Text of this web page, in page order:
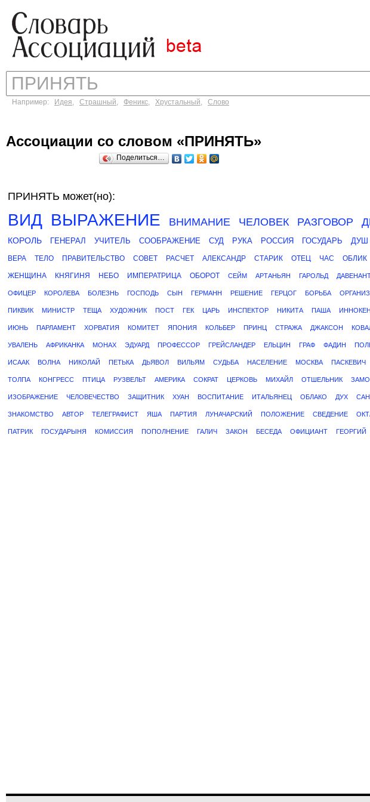
Например: Идея, Страшный, Феникс, Хрустальный, Слово
Ассоциации со словом «ПРИНЯТЬ»
Поделиться…
ПРИНЯТЬ может(но):
ВИД ВЫРАЖЕНИЕ ВНИМАНИЕ ЧЕЛОВЕК РАЗГОВОР
КОРОЛЬ
ГЕНЕРАЛ УЧИТЕЛЬ СООБРАЖЕНИЕ СУД РУКА РОССИЯ ГОСУДАРЬ ДУШ
ВЕРА ТЕЛО ПРАВИТЕЛЬСТВО СОВЕТ РАСЧЕТ АЛЕКСАНДР СТАРИК ОТЕЦ ЧАС ОБЛИК
ЖЕНЩИНА КНЯГИНЯ НЕБО ИМПЕРАТРИЦА ОБОРОТ СЕЙМ АРТАНЬЯН ГАРОЛЬД
ОФИЦЕР КОРОЛЕВА БОЛЕЗНЬ ГОСПОДЬ СЫН ГЕРМАНН РЕШЕНИЕ ГЕРЦОГ БОРЬБА
ПИКВИК МИНИСТР ТЕЩА ХУДОЖНИК ПОСТ ГЕК ЦАРЬ ИНСПЕКТОР НИКИТА ПАША
ИЮНЬ ПАРЛАМЕНТ ХОРВАТИЯ КОМИТЕТ ЯПОНИЯ КОЛЬБЕР ПРИНЦ СТРАЖА ДЖАКСОН
УВАЛЕНЬ АФРИКАНКА МОНАХ ЭДУАРД ПРОФЕССОР ГРЕЙСЛАНДЕР ЕЛЬЦИН ГРАФ ФАДИН
ИСААК ВОЛНА НИКОЛАЙ ПЕТЬКА ДЬЯВОЛ ВИЛЬЯМ СУДЬБА НАСЕЛЕНИЕ МОСКВА ПАСКЕВИЧ
ТОЛПА КОНГРЕСС ПТИЦА РУЗВЕЛЬТ АМЕРИКА СОКРАТ ЦЕРКОВЬ МИХАЙЛ ОТШЕЛЬНИК
ИЗОБРАЖЕНИЕ ЧЕЛОВЕЧЕСТВО ЗАЩИТНИК ХУАН ВОСПИТАНИЕ ИТАЛЬЯНЕЦ ОБЛАКО ДУХ САН
ЗНАКОМСТВО АВТОР ТЕЛЕГРАФИСТ ЯША ПАРТИЯ ЛУНАЧАРСКИЙ ПОЛОЖЕНИЕ СВЕДЕНИЕ
ПАТРИК ГОСУДАРЫНЯ КОМИССИЯ ПОПОЛНЕНИЕ ГАЛИЧ ЗАКОН БЕСЕДА ОФИЦИАНТ ГЕОРГИЙ